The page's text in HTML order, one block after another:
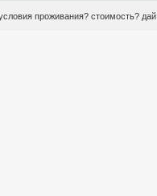
проживания? стоимость?